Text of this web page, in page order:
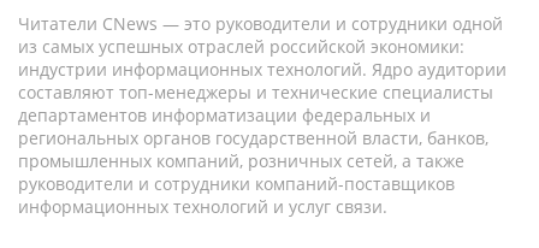
Читатели CNews — это руководители и сотрудники одной
из самых успешных отраслей российской экономики:
индустрии информационных технологий. Ядро аудитории
составляют топ-менеджеры и технические специалисты
департаментов информатизации федеральных и
региональных органов государственной власти, банков,
промышленных компаний, розничных сетей, а также
руководители и сотрудники компаний-поставщиков
информационных технологий и услуг связи.